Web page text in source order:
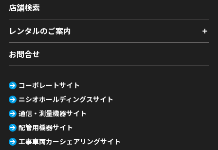
店舗検索
レンタルのご案内
お問合せ
コーポレートサイト
ニシオホールディングスサイト
通信・測量機器サイト
配管用機器サイト
工事車両カーシェアリングサイト